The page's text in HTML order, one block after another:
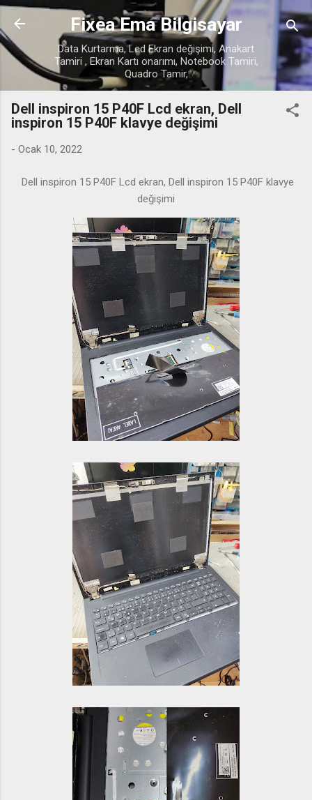
Ana içeriğe atla
Fixea Ema Bilgisayar
Data Kurtarma, Lcd Ekran değişimi, Anakart
Tamiri , Ekran Kartı onarımı, Notebook Tamiri,
Quadro Tamir,
Dell inspiron 15 P40F Lcd ekran, Dell
inspiron 15 P40F klavye değişimi
- Ocak 10, 2022
Dell inspiron 15 P40F Lcd ekran, Dell inspiron 15 P40F klavye
değişimi